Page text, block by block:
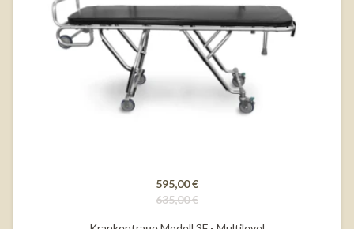
595,00 €
635,00 €